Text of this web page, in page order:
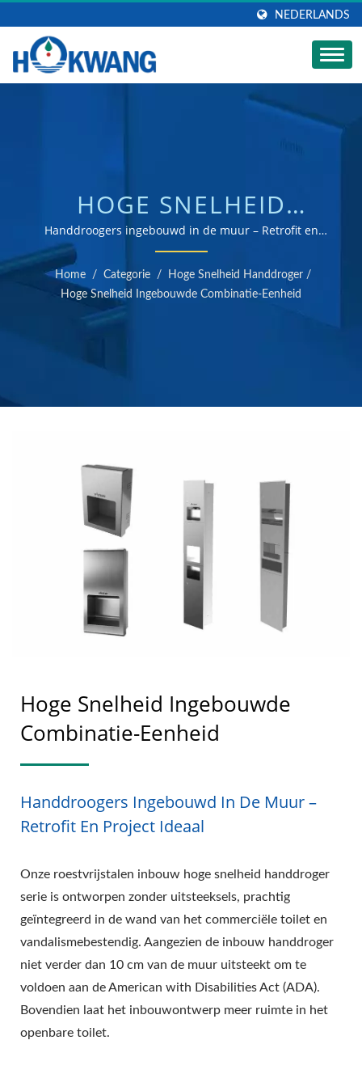
NEDERLANDS
HOGE SNELHEID
HANDDROGERS EN
COMBINATIE-EENHEID
INGEBOUWD IN DE
MUUR | RVS
ZEEPDISPENSER
FABRIKANT |
Handdroogers ingebouwd in de muur – Retrofit en
project ideaal / ISO 9001 & 14001 gecertificeerde
handdroger en zeepdispenser fabrikant
Home / Categorie / Hoge Snelheid Handdroger /
Hoge Snelheid Ingebouwde Combinatie-Eenheid
Hoge Snelheid Ingebouwde
Combinatie-Eenheid
Handdroogers Ingebouwd In De Muur –
Retrofit En Project Ideaal
Onze roestvrijstalen inbouw hoge snelheid handdroger
serie is ontworpen zonder uitsteeksels, prachtig
geïntegreerd in de wand van het commerciële toilet en
vandalismebestendig. Aangezien de inbouw handdroger
niet verder dan 10 cm van de muur uitsteekt om te
voldoen aan de American with Disabilities Act (ADA).
Bovendien laat het inbouwontwerp meer ruimte in het
openbare toilet.